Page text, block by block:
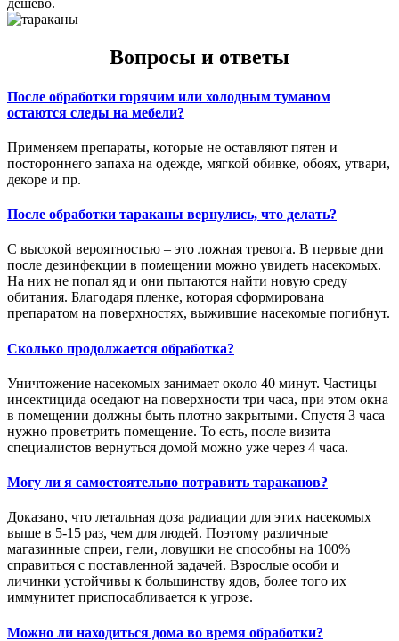
дешево.
Вопросы и ответы
После обработки горячим или холодным туманом
остаются следы на мебели?
Применяем препараты, которые не оставляют пятен и
постороннего запаха на одежде, мягкой обивке, обоях, утвари,
декоре и пр.
После обработки тараканы вернулись, что делать?
С высокой вероятностью – это ложная тревога. В первые дни
после дезинфекции в помещении можно увидеть насекомых.
На них не попал яд и они пытаются найти новую среду
обитания. Благодаря пленке, которая сформирована
препаратом на поверхностях, выжившие насекомые погибнут.
Сколько продолжается обработка?
Уничтожение насекомых занимает около 40 минут. Частицы
инсектицида оседают на поверхности три часа, при этом окна
в помещении должны быть плотно закрытыми. Спустя 3 часа
нужно проветрить помещение. То есть, после визита
специалистов вернуться домой можно уже через 4 часа.
Могу ли я самостоятельно потравить тараканов?
Доказано, что летальная доза радиации для этих насекомых
выше в 5-15 раз, чем для людей. Поэтому различные
магазинные спреи, гели, ловушки не способны на 100%
справиться с поставленной задачей. Взрослые особи и
личинки устойчивы к большинству ядов, более того их
иммунитет приспосабливается к угрозе.
Можно ли находиться дома во время обработки?